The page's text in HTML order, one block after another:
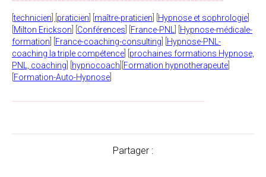
[technicien praticien maître-praticien Hypnose et sophrologie
Milton Erickson Conférences France-PNL
Hypnose-médicale-
formation
France-coaching-consulting
Hypnose-PNL-
coaching la triple compétence
prochaines formations Hypnose,
PNL, coaching
hypnocoach Formation hypnotherapeute
Formation-Auto-Hypnose
Partager :